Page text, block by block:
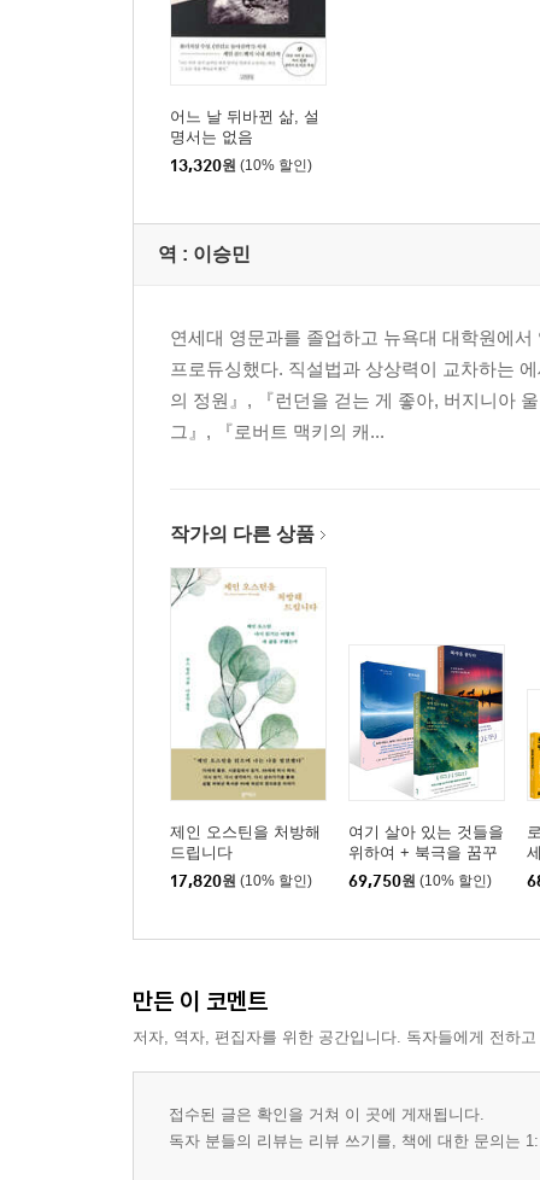
어느 날 뒤바뀐 삶, 설
명서는 없음
13,320원 (10% 할인)
역 : 이승민
연세대 영문과를 졸업하고 뉴욕대 대학원에
프로듀싱했다. 직설법과 상상력이 교차하는
의 정원』, 『런던을 걷는 게 좋아, 버지니아
그』, 『로버트 맥키의 캐...
작가의 다른 상품
제인 오스틴을 처방해
드립니다
17,820원 (10% 할인)
여기 살아 있는 것들을
위하여 + 북극을 꿈꾸
다 + 호라이즌 세트
69,750원 (10% 할인)
만든 이 코멘트
저자, 역자, 편집자를 위한 공간입니다. 독자들에게 전하
접수된 글은 확인을 거쳐 이 곳에 게재됩니다.
독자 분들의 리뷰는 리뷰 쓰기를, 책에 대한 문의는